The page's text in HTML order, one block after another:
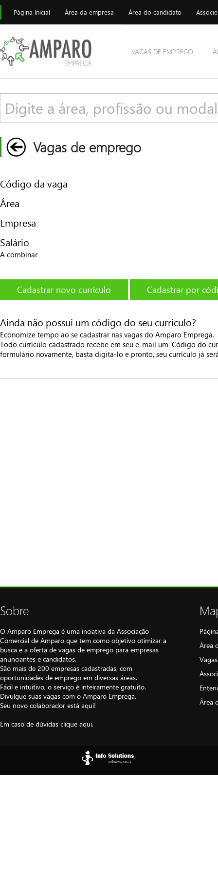
Página Inicial Área da empresa Área do candidato
VAGAS DE EMPREGO
Vagas de emprego
Código da vaga
Área
Empresa
Salário
A combinar
Cadastrar novo currículo Cadastrar por
Ainda não possui um código do seu currículo?
Economize tempo ao se cadastrar nas vagas do Amparo Emprega.
Todo currículo cadastrado recebe em seu e-mail um 'Código do
formulário novamente, basta digita-lo e pronto, seu currículo já
Sobre
O Amparo Emprega é uma inciativa da Associação
Comercial de Amparo que tem como objetivo otimizar a
busca e a oferta de vagas de emprego para empresas
anunciantes e candidatos.
São mais de 200 empresas cadastradas, com
oportunidades de emprego em diversas áreas.
Fácil e intuitivo, o serviço é inteiramente gratuito.
Divulgue suas vagas com o Amparo Emprega.
Seu novo colaborador está aqui!
Em caso de dúvidas clique aqui.
Área
Área